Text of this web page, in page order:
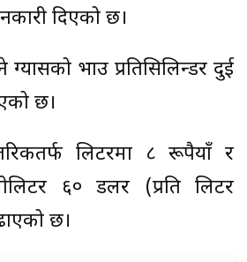
दिएको छ।
भाउ प्रतिसिलिन्डर दुई
छ।
लिटरमा ८ रूपैयाँ र
६० डलर (प्रति लिटर
छ।